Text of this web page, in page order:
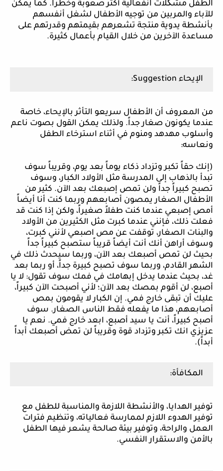
الطفل مشکلات انفعالية أكثر صعوبة وخطراً. كما يمكن
للآباء والمربين من توجيه الأطفال لشغل أنفسهم
بأنشطة يدوية منتجة تشعرهم بقيمتهم وقدرتهم على
مساعدة الآخرين من خلال القيام بأعمال كثيرة.
الإيحاء Suggestion
:
من المعروف أن الأطفال سريعو التأثر بالإيحاء، خاصة
عندما يكونون صغار جداً. ولذلك يمكن القول بصوت ناعم
وأسلوب مهدهد ومنوم في أثناء استرخاء الطفل
ونعاسه:
(إنك حقاً تكبر وتزداد ذكاء يوماً بعد يوم، وقريباً سوف
تبدأ بالذهاب إلى المدرسة مثل الأولاد الكبار، وسوف
تصبح كبيراً جداً ولن تمص إصبعك بعد الآن. كثير من
الأطفال الصغار يمصون أصابعهم وربما كنت أنا أيضاً
أمص إصبعي عندما كنت طفلاً صغيراً، ولكن إذا كنت قد
فعلت ذلك، فإنني عندما كبرت مثل الكثيرين من الأولاد
والبنات الصغار، توقفت عن مص اصبعي لأنني كبرت،
وسوف أراهن أنك أنت أيضاً قريباً ستصبح كبيراً جداً
بحيث لن تمص أصبعك بعد الآن، وربما سيحدث ذلك في
الشهر القادم، وربما سوف تصبح كبيرة جداً، أو ربما بعد
غد، بحيث عندما يدخل إبهامك في فمك سوف تقول: لا يا
أصبع، لن أقوم بمصك بعد الآن؛ لأني أصبحت الآن كبيراً،
عليك أن تبقى خارج فمي. إن الكبار لا يقومون بمص
أصابعهم، هذا ما يفعله فقط الناس الصغار. سوف
أصبح كبيراً، أنت يا سيد أصبع، ابعد خارج فمي. نعم يا
عزيزي انك تكبر وتزداد قوة وقريباً لن تمض أصبعك أبداً
أبداً).
المكافأة:
توفير الهدايا، والأنشطة اللازمة والمناسبة للطفل مع
توفير الهدوء اللازم لممارسة فعالياته، وتنظيم فترات
العمل والراحة، وتوفير بيئة صالحة يشعر فيها الطفل
بالأمن والاستقرار النفسي.